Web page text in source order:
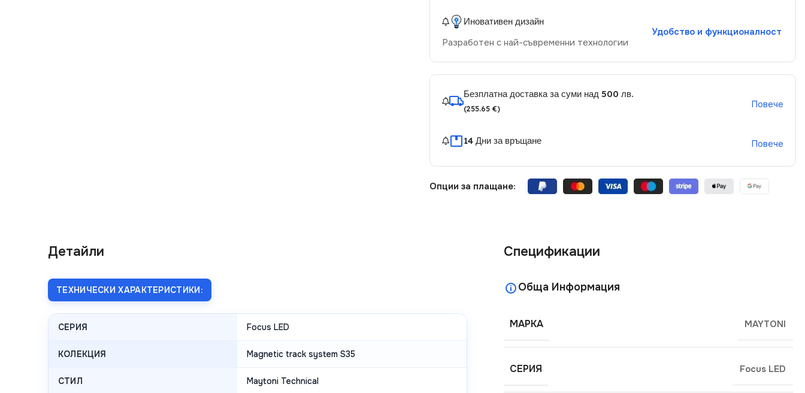
Иновативен дизайн
Разработен с най-съвременни технологии
Удобство и функционалност
Безплатна доставка за суми над 500 лв.
(255.65 €) Повече
14 Дни за връщане Повече
Опции за плащане:
Детайли
ТЕХНИЧЕСКИ ХАРАКТЕРИСТИКИ:
СЕРИЯ Focus LED
КОЛЕКЦИЯ Magnetic track system S35
СТИЛ Maytoni Technical
Спецификации
Обща Информация
МАРКА MAYTONI
СЕРИЯ Focus LED